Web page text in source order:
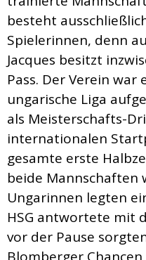
besteht
Spielerinnen, denn
Jacques besitzt
Pass. Der Verein
ungarische Liga
als Meisterschafts-
internationalen
gesamte erste
beide Mannschaften
Ungarinnen legten
HSG antwortete mit
vor der Pause